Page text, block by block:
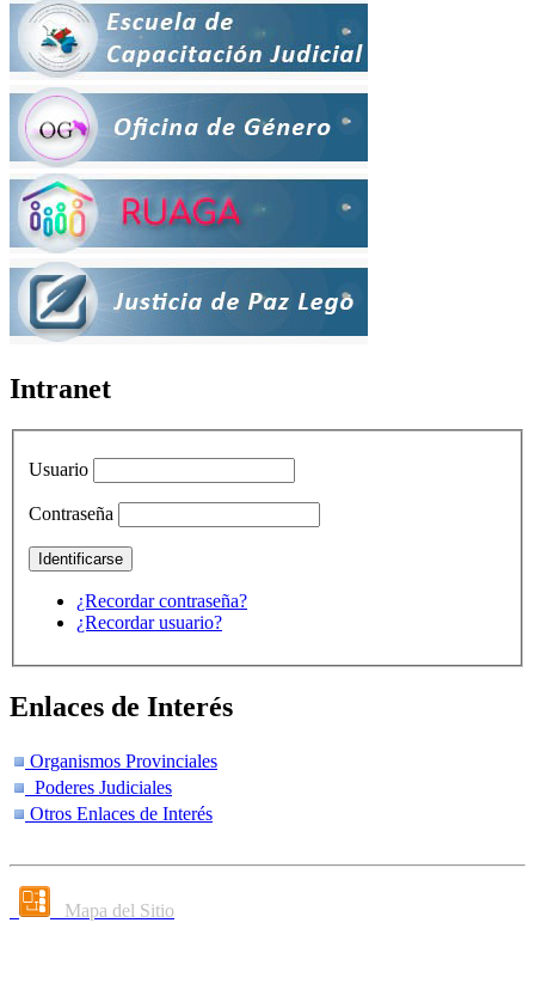
Intranet
Usuario
Contraseña
¿Recordar contraseña?
¿Recordar usuario?
Enlaces de Interés
Organismos Provinciales
Poderes Judiciales
Otros Enlaces de Interés
Mapa del Sitio